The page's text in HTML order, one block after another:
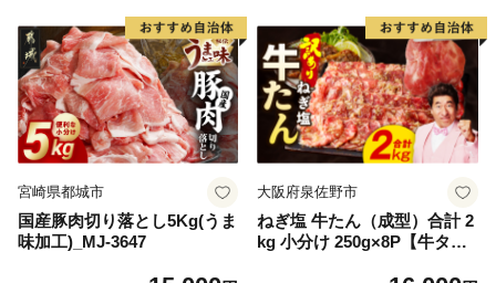
品 備蓄 送料無料 北海道 倶知
安町 日用品
宮崎県都城市
国産豚肉切り落とし5Kg(うま
味加工)_MJ-3647
大阪府泉佐野市
ねぎ塩 牛たん（成型）合計 2
kg 小分け 250g×8P【牛タン